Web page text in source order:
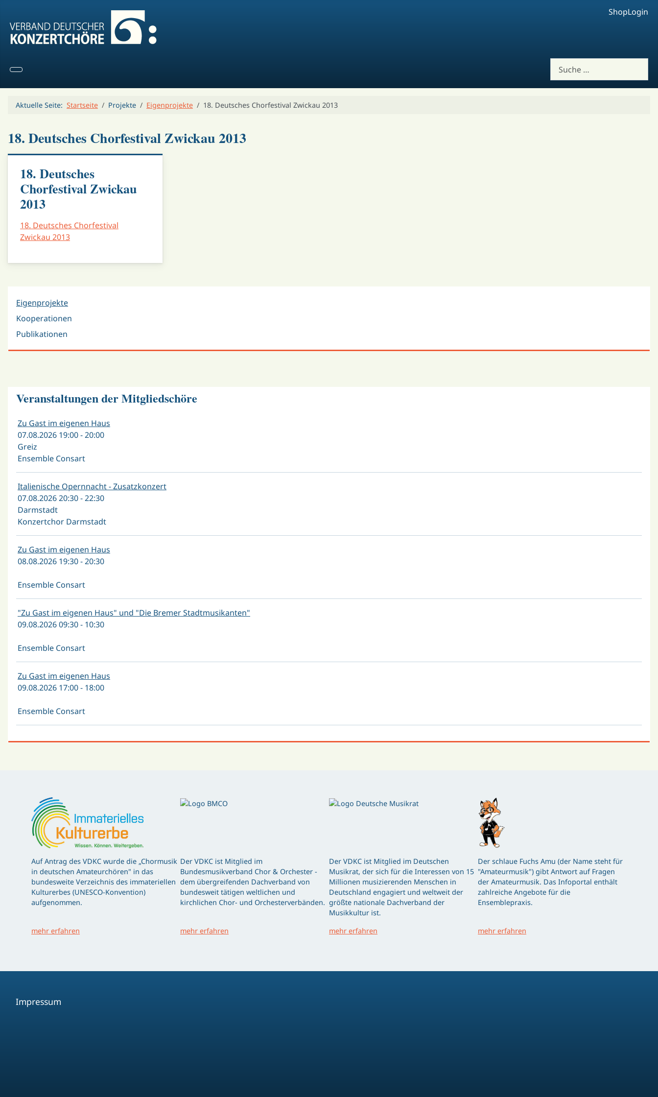
ShopLogin
Aktuelle Seite: Startseite Projekte Eigenprojekte 18. Deutsches Chorfestival Zwickau 2013
18. Deutsches Chorfestival Zwickau 2013
18. Deutsches
Chorfestival Zwickau
2013
18. Deutsches Chorfestival
Zwickau 2013
Eigenprojekte
Kooperationen
Publikationen
Veranstaltungen der Mitgliedschöre
Zu Gast im eigenen Haus
07.08.2026 19:00 - 20:00
Greiz
Ensemble Consart
Italienische Opernnacht - Zusatzkonzert
07.08.2026 20:30 - 22:30
Darmstadt
Konzertchor Darmstadt
Zu Gast im eigenen Haus
08.08.2026 19:30 - 20:30
Ensemble Consart
"Zu Gast im eigenen Haus" und "Die Bremer Stadtmusikanten"
09.08.2026 09:30 - 10:30
Ensemble Consart
Zu Gast im eigenen Haus
09.08.2026 17:00 - 18:00
Ensemble Consart
Auf Antrag des VDKC wurde die „Chormusik
in deutschen Amateurchören" in das
bundesweite Verzeichnis des immateriellen
Kulturerbes (UNESCO-Konvention)
aufgenommen.
mehr erfahren
Der VDKC ist Mitglied im
Bundesmusikverband Chor & Orchester -
dem übergreifenden Dachverband von
bundesweit tätigen weltlichen und
kirchlichen Chor- und Orchesterverbänden.
mehr erfahren
Der VDKC ist Mitglied im Deutschen
Musikrat, der sich für die Interessen von 15
Millionen musizierenden Menschen in
Deutschland engagiert und weltweit der
größte nationale Dachverband der
Musikkultur ist.
mehr erfahren
Der schlaue Fuchs Amu (der Name steht für
"Amateurmusik") gibt Antwort auf Fragen
der Amateurmusik. Das Infoportal enthält
zahlreiche Angebote für die
Ensemblepraxis.
mehr erfahren
Impressum